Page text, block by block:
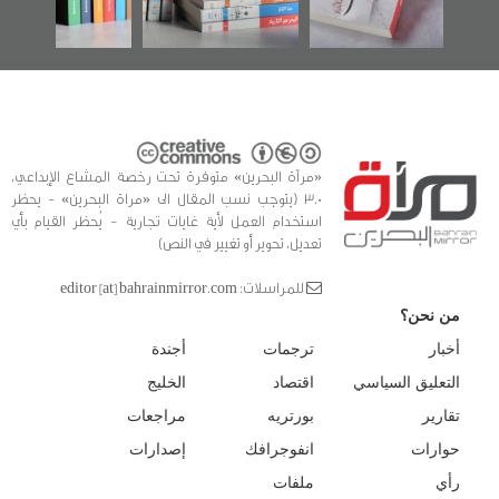
للدراسات والتوثيق
«مرآة البحرين» متوفرة تحت رخصة المشاع الإبداعي،
3.0 (يتوجب نسب المقال الى «مراة البحرين» - يحظر
استخدام العمل لأية غايات تجارية - يُحظر القيام بأي
تعديل، تحوير أو تغيير في النص)
للمراسلات: editor [at] bahrainmirror.com
من نحن؟
أخبار
التعليق السياسي
تقارير
حوارات
رأي
ترجمات
اقتصاد
بورتريه
انفوجرافك
ملفات
أجندة
الخليج
مراجعات
إصدارات